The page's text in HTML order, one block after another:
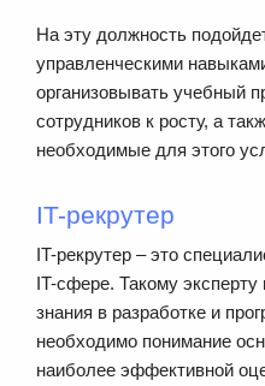
На эту должность
управленческими
организовывать учебный
сотрудников к росту, а
необходимые для этого
IT-рекрутер
IT-рекрутер – это
IT-сфере. Такому эксперту
знания в разработке и
необходимо понимание
наиболее эффективной